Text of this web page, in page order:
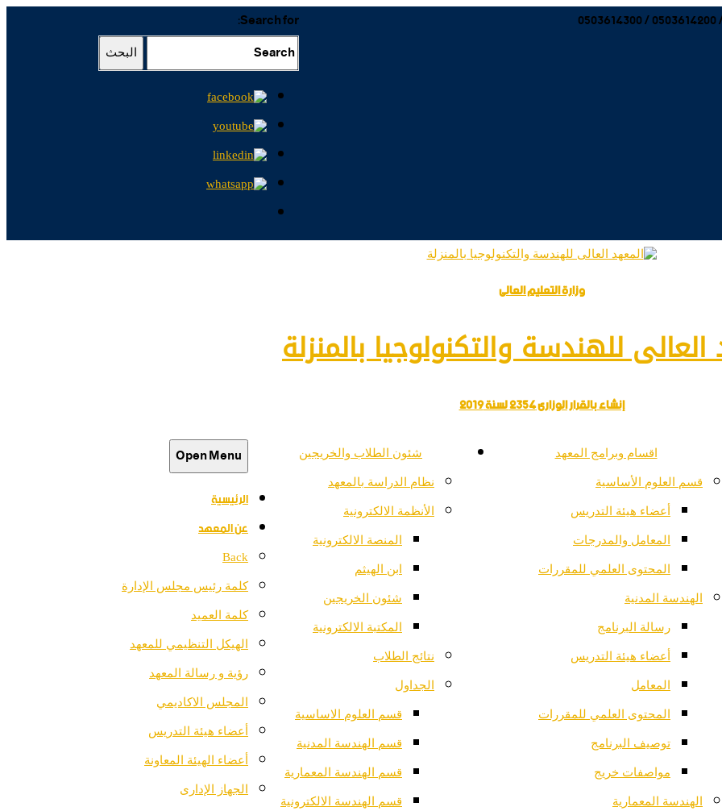
Search for:
البحث
وزارة التعليم العالى
للهندسة والتكنولوجيا بالمنزلة
إنشاء بالقرار الوزارى 2354 لسنة 2019
اقسام وبرامج المعهد
قسم العلوم الأساسية
أعضاء هيئة التدريس
المعامل والمدرجات
المحتوى العلمي للمقررات
الهندسة المدنية
رسالة البرنامج
أعضاء هيئة التدريس
المعامل
المحتوى العلمي للمقررات
توصيف البرنامج
مواصفات خريج
الهندسة المعمارية
شئون الطلاب والخريجين
نظام الدراسة بالمعهد
الأنظمة الالكترونية
المنصة الالكترونية
ابن الهيثم
شئون الخريجين
المكتبة الالكترونية
نتائج الطلاب
الجداول
قسم العلوم الاساسية
قسم الهندسة المدنية
قسم الهندسة المعمارية
قسم الهندسة الالكترونية
Open Menu
الرئيسية
عن المعهد
Back
كلمة رئيس مجلس الإدارة
كلمة العميد
الهيكل التنظيمي للمعهد
رؤية و رسالة المعهد
المجلس الاكاديمي
أعضاء هيئة التدريس
أعضاء الهيئة المعاونة
الجهاز الإدارى